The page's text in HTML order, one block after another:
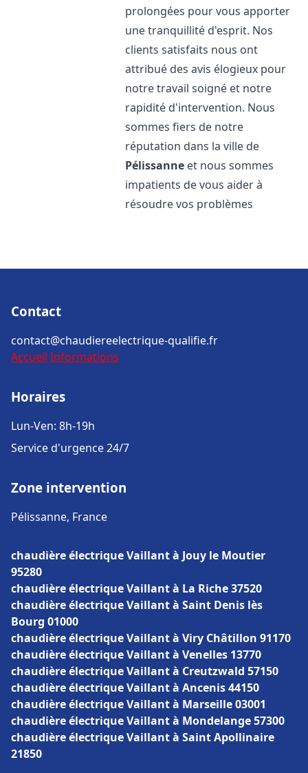
prolongées pour vous apporter
une tranquillité d'esprit. Nos
clients satisfaits nous ont
attribué des avis élogieux pour
notre travail soigné et notre
rapidité d'intervention. Nous
sommes fiers de notre
réputation dans la ville de
Pélissanne et nous sommes
impatients de vous aider à
résoudre vos problèmes
Contact
contact@chaudiereelectrique-qualifie.fr
Accueil Informations
Horaires
Lun-Ven: 8h-19h
Service d'urgence 24/7
Zone intervention
Pélissanne, France
chaudière électrique Vaillant à Jouy le Moutier
95280
chaudière électrique Vaillant à La Riche 37520
chaudière électrique Vaillant à Saint Denis lès
Bourg 01000
chaudière électrique Vaillant à Viry Châtillon 91170
chaudière électrique Vaillant à Venelles 13770
chaudière électrique Vaillant à Creutzwald 57150
chaudière électrique Vaillant à Ancenis 44150
chaudière électrique Vaillant à Marseille 03001
chaudière électrique Vaillant à Mondelange 57300
chaudière électrique Vaillant à Saint Apollinaire
21850